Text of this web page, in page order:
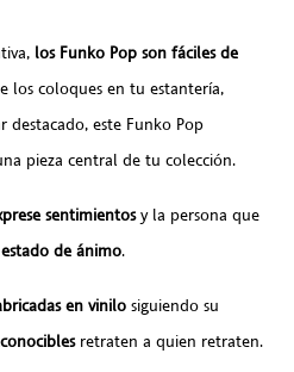
los Funko Pop son fáciles de
los coloques en tu estantería,
este Funko Pop
pieza central de tu colección.
sentimientosy la persona que
de ánimo.
en vinilo siguiendo su
retraten a quien retraten.